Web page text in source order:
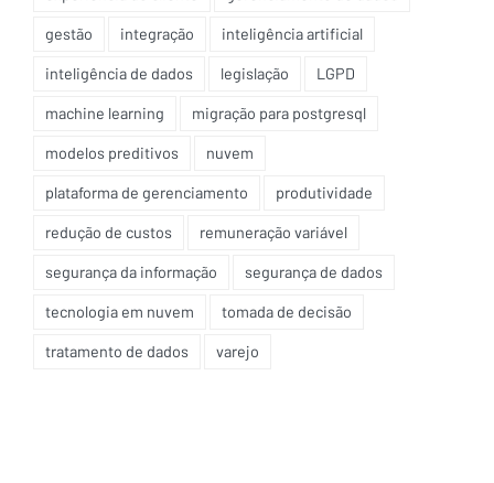
gestão integração inteligência artificial
inteligência de dados legislação LGPD
machine learning migração para postgresql
modelos preditivos nuvem
plataforma de gerenciamento produtividade
redução de custos remuneração variável
segurança da informação segurança de dados
tecnologia em nuvem tomada de decisão
tratamento de dados varejo